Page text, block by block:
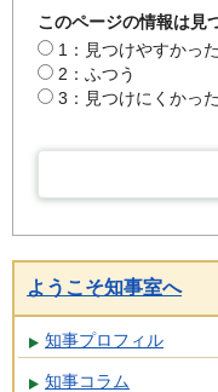
このページの情報は見
1：見つけやすかった
2：ふつう
3：見つけにくかった
ようこそ知事室へ
知事プロフィル
知事コラム